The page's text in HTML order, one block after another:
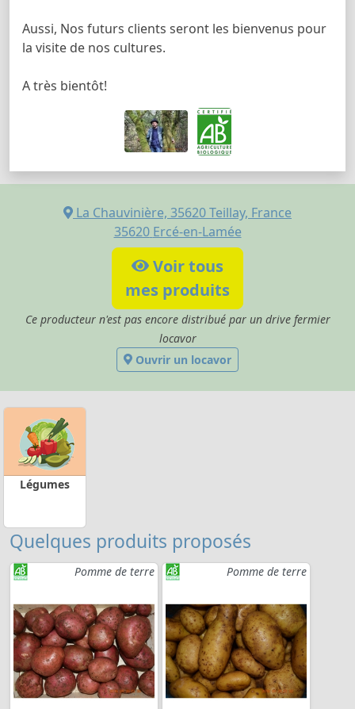
Aussi, Nos futurs clients seront les bienvenus pour
la visite de nos cultures.
A très bientôt!
La Chauvinière, 35620 Teillay, France
35620 Ercé-en-Lamée
Voir tous
mes produits
Ce producteur n'est pas encore distribué par un drive fermier
locavor
Ouvrir un locavor
Légumes
Quelques produits proposés
Pomme de terre Pomme de terre